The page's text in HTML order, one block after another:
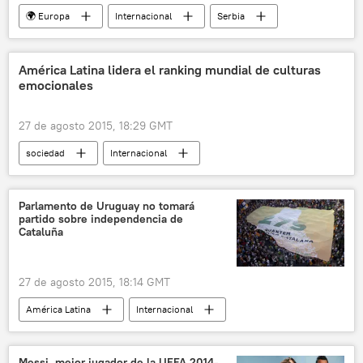
🌍 Europa Internacional
Serbia
Johannes Hahn
Comisión Europea
noticias
América Latina lidera el ranking mundial de culturas
emocionales
27 de agosto 2015, 18:29 GMT
sociedad
Internacional
🎭 Arte y cultura
Bolivia
Nicaragua
Colombia
Ecuador
Guatemala
Costa Rica
El Salvador
Gallup
América Latina
Parlamento de Uruguay no tomará
partido sobre independencia de
Cataluña
27 de agosto 2015, 18:14 GMT
América Latina
Internacional
Cataluña
Uruguay
Jorge Meroni
Albert Royo
Roger Albinyana